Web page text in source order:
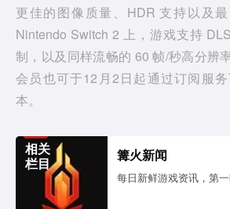
更佳的图像质量、HDR 支持以及
Nintendo Switch 2 上，游戏支持
制，以及同样流畅的 60 帧/秒高分辨
会员也可于12月2日起通过订阅服
本。
相关
栏目
篝火新闻
每日新鲜游戏资讯，第